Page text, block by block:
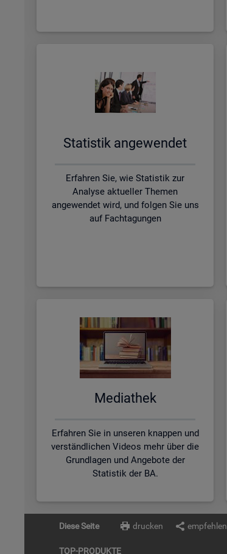
Sta­tis­tik an­ge­wen­det
Erfahren Sie, wie Statistik zur
Analyse aktueller Themen
angewendet wird, und folgen Sie uns
auf Fachtagungen
Me­dia­thek
Erfahren Sie in unseren knappen und
verständlichen Videos mehr über die
Grundlagen und Angebote der
Statistik der BA.
Diese Seite drucken empfehlen
TOP-PRO­DUK­TE